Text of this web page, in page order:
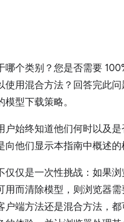
哪个类别？您是否需要
使用混合方法？回答完此
型下载策略。
户始终知道他们何时以及
向他们显示本指南中概述的
仅仅是一次性挑战：如果
用而清除模型，则浏览器需
户端方法还是混合方法，